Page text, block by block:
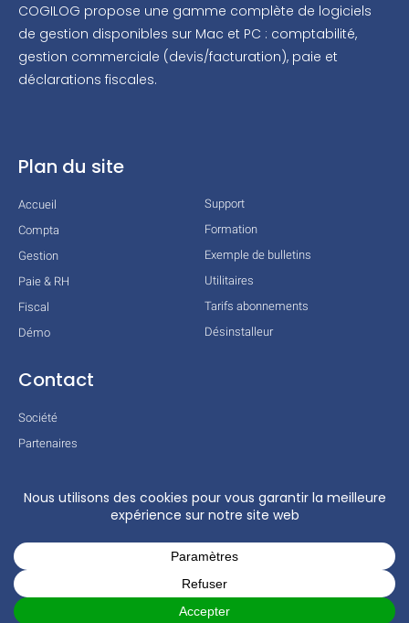
COGILOG propose une gamme complète de logiciels
de gestion disponibles sur Mac et PC : comptabilité,
gestion commerciale (devis/facturation), paie et
déclarations fiscales.
Plan du site
Accueil
Compta
Gestion
Paie & RH
Fiscal
Démo
Support
Formation
Exemple de bulletins
Utilitaires
Tarifs abonnements
Désinstalleur
Contact
Société
Partenaires
Mentions légales
Conditions générales
Actualités
COPYRIGHT © 2026 TOUS DROITS RÉSERVÉS – COGILOG – 3 RUE DES
CHARRONS 31700 BLAGNAC